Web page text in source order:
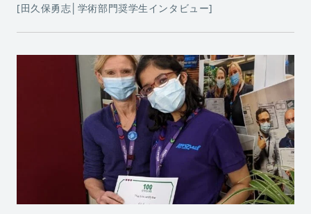
[田久保勇志│学術部門奨学生インタビュー]